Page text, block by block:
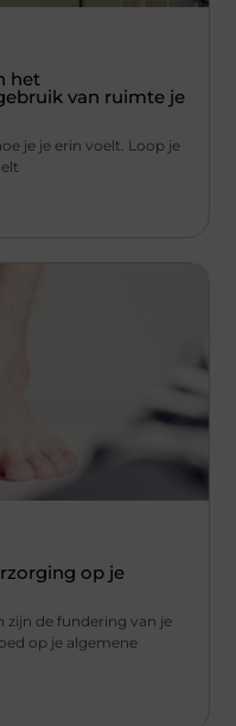
het
van ruimte je
je je erin voelt. Loop je
op je
zijn de fundering van je
op je algemene